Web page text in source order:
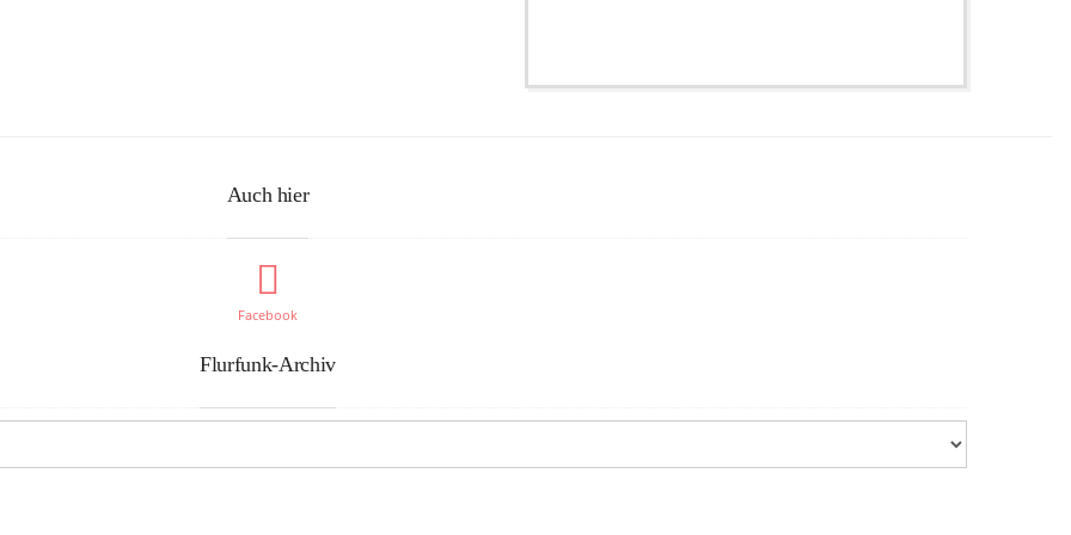
Auch hier
Facebook
Flurfunk-Archiv